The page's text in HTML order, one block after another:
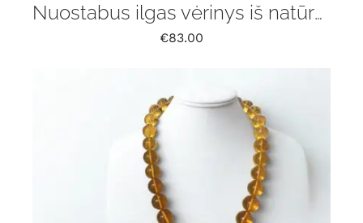
Nuostabus ilgas vėrinys iš natūralaus Baltijos gintaro
€83.00